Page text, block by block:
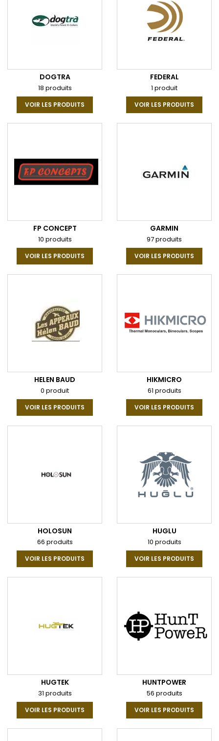
DOGTRA
18 produits
VOIR LES PRODUITS
FEDERAL
1 produit
VOIR LES PRODUITS
FP CONCEPT
10 produits
VOIR LES PRODUITS
GARMIN
97 produits
VOIR LES PRODUITS
HELEN BAUD
0 produit
VOIR LES PRODUITS
HIKMICRO
61 produits
VOIR LES PRODUITS
HOLOSUN
66 produits
VOIR LES PRODUITS
HUGLU
10 produits
VOIR LES PRODUITS
HUGTEK
31 produits
VOIR LES PRODUITS
HUNTPOWER
56 produits
VOIR LES PRODUITS